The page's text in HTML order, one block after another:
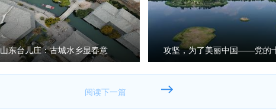
山东台儿庄：古城水乡显春意
攻坚，为了美丽中国——党的